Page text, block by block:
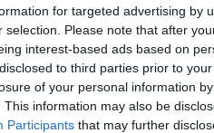
for targeted advertising by
selection. Please note that after
interest-based ads based on
to third parties prior to
of your personal information
This information may also be
Participants that may further
«Οταν είπε ο
δεν μου κάνει
χάπια και τον